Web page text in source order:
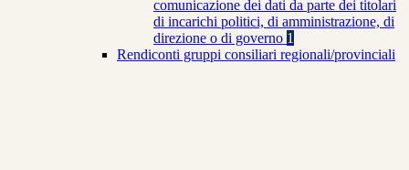
comunicazione dei dati da parte dei titolari
di incarichi politici, di amministrazione, di
direzione o di governo 1
Rendiconti gruppi consiliari regionali/provinciali